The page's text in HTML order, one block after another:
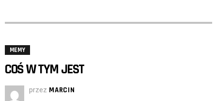
MEMY
COŚ W TYM JEST
przez MARCIN